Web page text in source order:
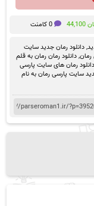
44,100 0 کامنت
,دانلود رمان جدید سایت
رمان,دانلود رمان رمان به قلم
دانلود رمان های سایت پارسی
سایت پارسی رمان به نام